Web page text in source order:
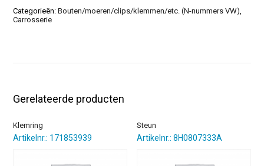
Categorieën:Bouten/moeren/clips/klemmen/etc. (N-nummers VW),
Carrosserie
Gerelateerde producten
Klemring
Artikelnr.: 171853939
Steun
Artikelnr.: 8H0807333A